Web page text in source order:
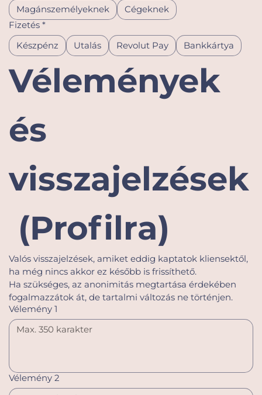
Magánszemélyeknek
Cégeknek
Fizetés *
Készpénz
Utalás Revolut Pay Bankkártya
Vélemények
és
visszajelzések
(Profilra)
Valós visszajelzések, amiket eddig kaptatok kliensektől,
ha még nincs akkor ez később is frissíthető.
Ha szükséges, az anonimitás megtartása érdekében
fogalmazzátok át, de tartalmi változás ne történjen.
Vélemény 1
Vélemény 2